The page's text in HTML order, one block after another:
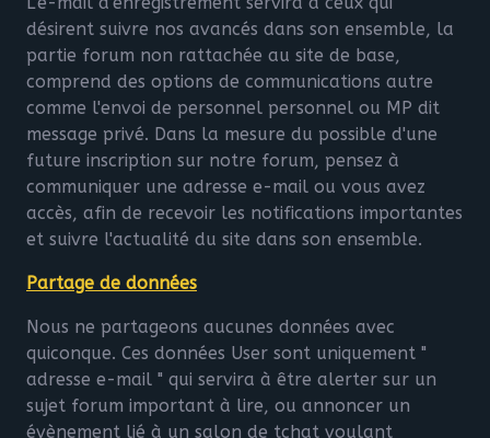
désirent suivre nos avancés dans son ensemble, la
partie forum non rattachée au site de base,
comprend des options de communications autre
comme l'envoi de personnel personnel ou MP dit
message privé. Dans la mesure du possible d'une
future inscription sur notre forum, pensez à
communiquer une adresse e-mail ou vous avez
accès, afin de recevoir les notifications importantes
et suivre l'actualité du site dans son ensemble.
Partage de données
Nous ne partageons aucunes données avec
quiconque. Ces données User sont uniquement "
adresse e-mail " qui servira à être alerter sur un
sujet forum important à lire, ou annoncer un
évènement lié à un salon de tchat voulant